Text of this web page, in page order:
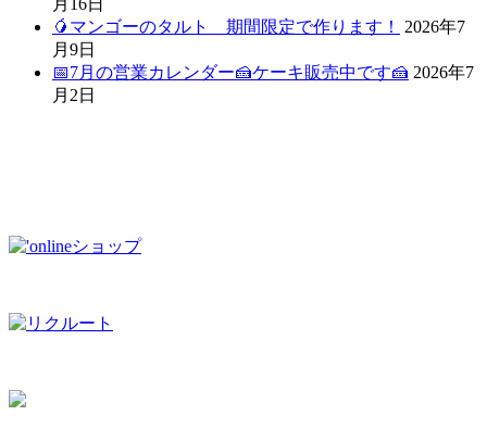
月16日
🥭マンゴーのタルト 期間限定で作ります！
2026年7
月9日
📅7月の営業カレンダー🍰ケーキ販売中です🍰 2026年7
月2日